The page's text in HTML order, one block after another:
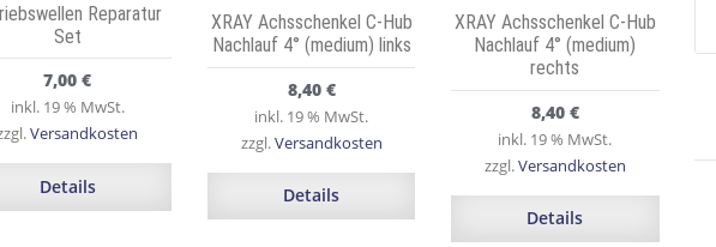
Reparatur
Set
7,00€
inkl. 19 % MwSt.
Versandkosten
Details
XRAY Achsschenkel C-Hub
Nachlauf 4° (medium) links
8,40 €
inkl. 19 % MwSt.
zzgl.Versandkosten
Details
XRAY Achsschenkel C-Hub
Nachlauf 4° (medium)
rechts
8,40 €
inkl. 19 % MwSt.
zzgl.Versandkosten
Details